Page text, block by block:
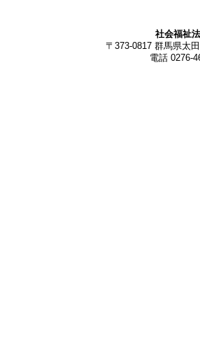
社会福祉
〒373-0817 群馬県太
電話 0276-